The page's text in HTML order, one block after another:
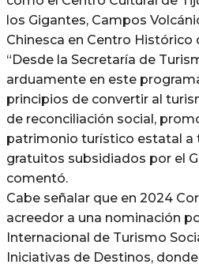
los Gigantes, Campos
Chinesca en Centro Histórico
“Desde la Secretaría de
arduamente en este
principios de convertir al
de reconciliación social,
patrimonio turístico estatal a
gratuitos subsidiados por el
comentó.
Cabe señalar que en 2024
acreedor a una nominación
Internacional de Turismo
Iniciativas de Destinos,